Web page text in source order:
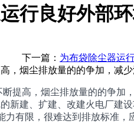
行良好外部
一篇： 为布袋除尘器运
，烟尘排放量的的争加，减
高，烟尘排放量的的争加
新建、扩建、改建火电厂建
力有限，很难达到排放标准